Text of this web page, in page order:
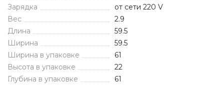
Зарядка
от сети 220 V
Вес
2.9
Длина
59.5
Ширина
59.5
Ширина в упаковке
61
Высота в упаковке
22
Глубина в упаковке
61